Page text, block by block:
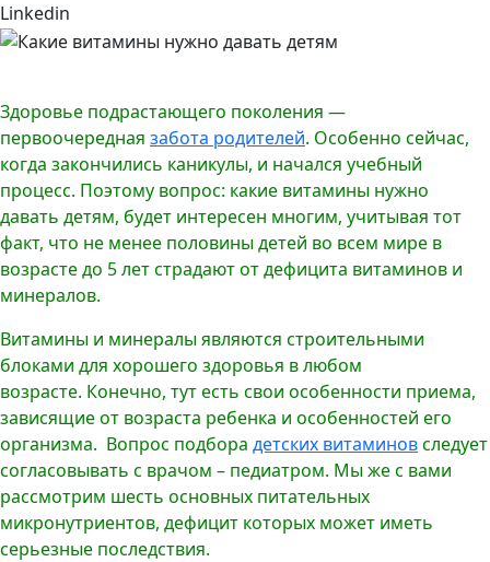
Linkedin
Здоровье подрастающего поколения —
первоочередная забота родителей. Особенно сейчас,
когда закончились каникулы, и начался учебный
процесс. Поэтому вопрос: какие витамины нужно
давать детям, будет интересен многим, учитывая тот
факт, что не менее половины детей во всем мире в
возрасте до 5 лет страдают от дефицита витаминов и
минералов.
Витамины и минералы являются строительными
блоками для хорошего здоровья в любом
возрасте. Конечно, тут есть свои особенности приема,
зависящие от возраста ребенка и особенностей его
организма. Вопрос подбора детских витаминовследует
согласовывать с врачом – педиатром. Мы же с вами
рассмотрим шесть основных питательных
микронутриентов, дефицит которых может иметь
серьезные последствия.